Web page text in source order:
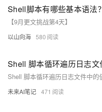
Shell脚本有哪些基本语法？
【9月更文挑战第4天】
以山向海 580
未来AI笔记 471